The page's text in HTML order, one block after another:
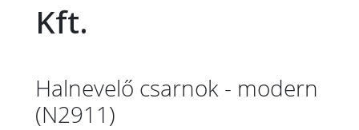
Kft.
Halnevelő csarnok - modern
(N2911)